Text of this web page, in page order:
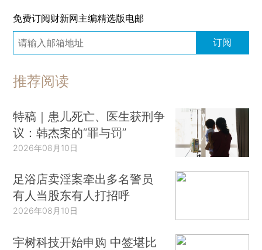
免费订阅财新网主编精选版电邮
订阅
推荐阅读
特稿｜患儿死亡、医生获刑争
议：韩杰案的“罪与罚”
2026年08月10日
足浴店卖淫案牵出多名警员
有人当股东有人打招呼
2026年08月10日
宇树科技开始申购 中签堪比